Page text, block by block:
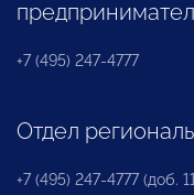
+7 (495) 247-4777
Отдел
+7 (495) 247-4777 (доб.